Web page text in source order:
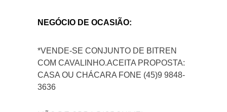
NEGÓCIO DE OCASIÃO:
*VENDE-SE CONJUNTO DE BITREN
COM CAVALINHO.ACEITA PROPOSTA:
CASA OU CHÁCARA FONE (45)9 9848-
3636